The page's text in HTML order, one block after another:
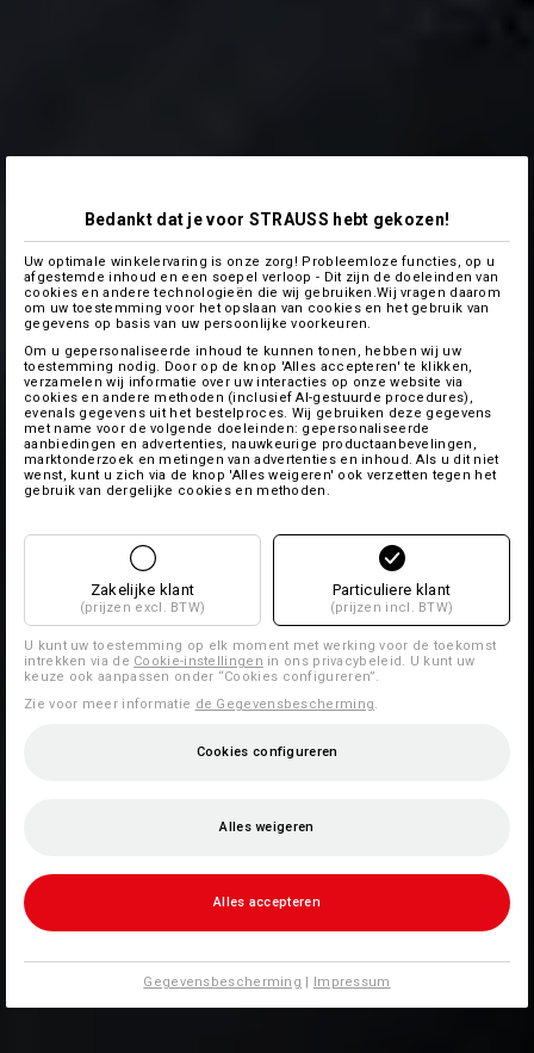
Bedankt dat je voor STRAUSS hebt gekozen!
Uw optimale winkelervaring is onze zorg! Probleemloze functies, op u
afgestemde inhoud en een soepel verloop - Dit zijn de doeleinden van
cookies en andere technologieën die wij gebruiken.Wij vragen daarom
om uw toestemming voor het opslaan van cookies en het gebruik van
gegevens op basis van uw persoonlijke voorkeuren.
Om u gepersonaliseerde inhoud te kunnen tonen, hebben wij uw
toestemming nodig. Door op de knop 'Alles accepteren' te klikken,
verzamelen wij informatie over uw interacties op onze website via
cookies en andere methoden (inclusief AI-gestuurde procedures),
evenals gegevens uit het bestelproces. Wij gebruiken deze gegevens
met name voor de volgende doeleinden: gepersonaliseerde
aanbiedingen en advertenties, nauwkeurige productaanbevelingen,
marktonderzoek en metingen van advertenties en inhoud. Als u dit niet
wenst, kunt u zich via de knop 'Alles weigeren' ook verzetten tegen het
gebruik van dergelijke cookies en methoden.
Zakelijke klant
(prijzen excl. BTW)
Particuliere klant
(prijzen incl. BTW)
U kunt uw toestemming op elk moment met werking voor de toekomst
intrekken via de Cookie-instellingen in ons privacybeleid. U kunt uw
keuze ook aanpassen onder “Cookies configureren”.
Zie voor meer informatie de Gegevensbescherming.
Cookies configureren
Alles weigeren
Alles accepteren
Gegevensbescherming | Impressum